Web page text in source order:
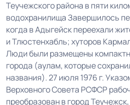
Теучежского района в пяти
водохранилища Завершилось
когда в Адыгейск переехали
и Тлюстенхабль; хуторов
Люди были размещены
города (аулам, которые
названия). 27 июля 1976 г.
Верховного Совета РСФСР
преобразован в город